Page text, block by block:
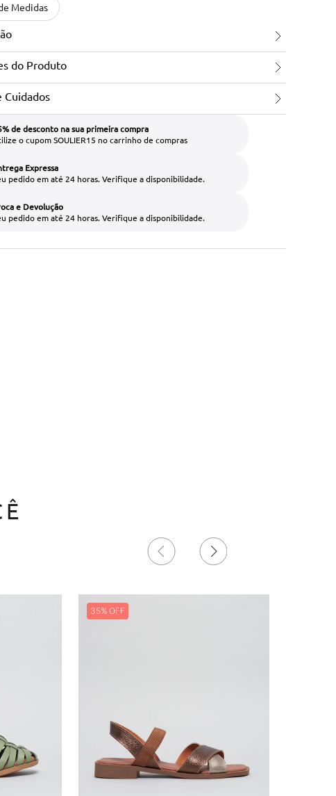
Medidas
do Produto
Cuidados
de desconto na sua primeira compra
o cupom SOULIER15 no carrinho de compras
Expressa
pedido em até 24 horas. Verifique a disponibilidade.
e Devolução
pedido em até 24 horas. Verifique a disponibilidade.
35%